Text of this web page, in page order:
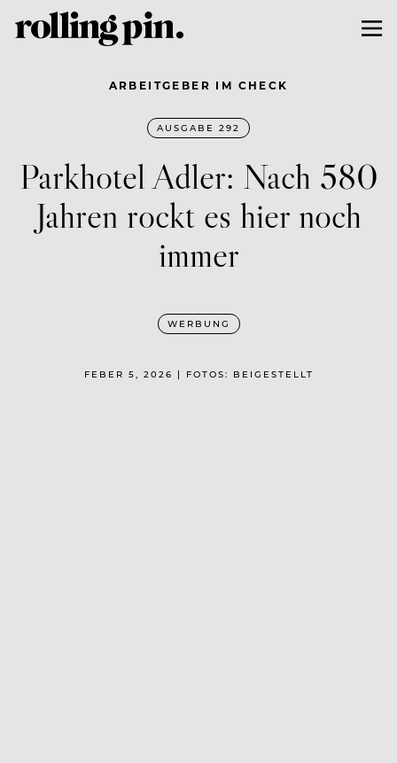
ARBEITGEBER IM CHECK
AUSGABE 292
Parkhotel Adler: Nach 580
Jahren rockt es hier noch
immer
WERBUNG
FEBER 5, 2026 | FOTOS: BEIGESTELLT